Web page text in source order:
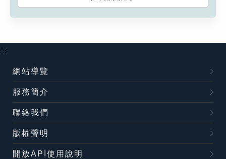
:::
網站導覽
服務簡介
聯絡我們
版權聲明
開放API使用說明